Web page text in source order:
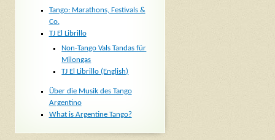
Tango: Marathons, Festivals &
Co.
TJ El Librillo
Non-Tango Vals Tandas für
Milongas
TJ El Librillo (English)
Über die Musik des Tango
Argentino
What is Argentine Tango?